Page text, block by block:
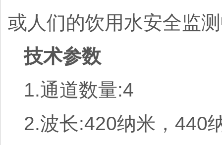
或人们的饮用水安全监
技术参数
1.通道数量:4
2.波长:420纳米，440